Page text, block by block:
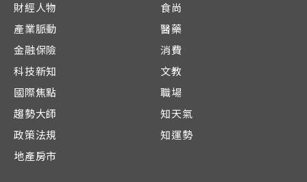
財經人物
產業脈動
金融保險
科技新知
國際焦點
趨勢大師
政策法規
地產房市
食尚
醫藥
消費
文教
職場
知天氣
知運勢